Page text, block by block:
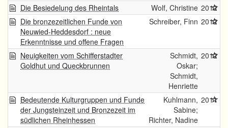
Die Besiedelung des Rheintals Wolf, Christine 2012
Die bronzezeitlichen Funde von
Neuwied-Heddesdorf : neue
Erkenntnisse und offene Fragen
Schreiber, Finn 2012
Neuigkeiten vom Schifferstadter
Goldhut und Queckbrunnen
Schmidt,
Oskar;
Schmidt,
Henriette
2012
Bedeutende Kulturgruppen und Funde
der Jungsteinzeit und Bronzezeit im
südlichen Rheinhessen
Kuhlmann,
Sabine;
Richter, Nadine
2011